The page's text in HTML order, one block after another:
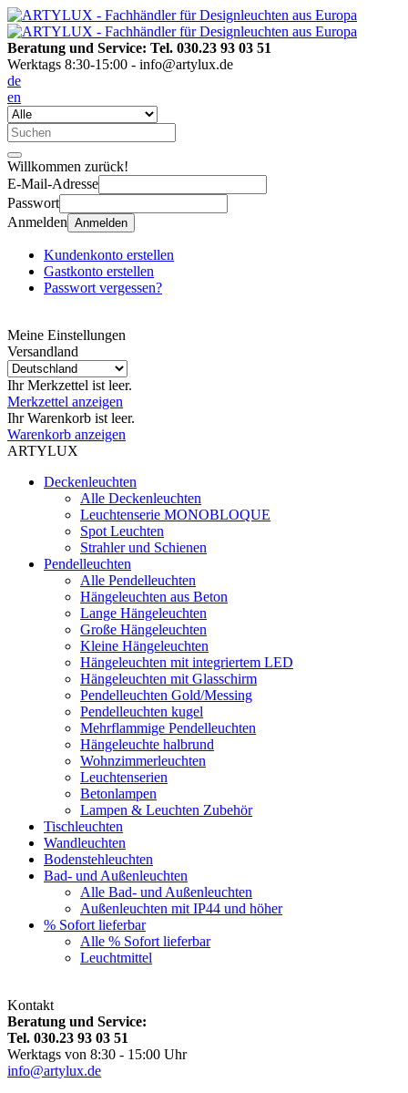
Beratung und Service: Tel. 030.23 93 03 51
Werktags 8:30-15:00 - info@artylux.de
de
en
Willkommen zurück!
E-Mail-Adresse
Passwort
Anmelden Anmelden
Kundenkonto erstellen
Gastkonto erstellen
Passwort vergessen?
Meine Einstellungen
Versandland
Ihr Merkzettel ist leer.
Merkzettel anzeigen
Ihr Warenkorb ist leer.
Warenkorb anzeigen
ARTYLUX
Deckenleuchten
Alle Deckenleuchten
Leuchtenserie MONOBLOQUE
Spot Leuchten
Strahler und Schienen
Pendelleuchten
Alle Pendelleuchten
Hängeleuchten aus Beton
Lange Hängeleuchten
Große Hängeleuchten
Kleine Hängeleuchten
Hängeleuchten mit integriertem LED
Hängeleuchten mit Glasschirm
Pendelleuchten Gold/Messing
Pendelleuchten kugel
Mehrflammige Pendelleuchten
Hängeleuchte halbrund
Wohnzimmerleuchten
Leuchtenserien
Betonlampen
Lampen & Leuchten Zubehör
Tischleuchten
Wandleuchten
Bodenstehleuchten
Bad- und Außenleuchten
Alle Bad- und Außenleuchten
Außenleuchten mit IP44 und höher
% Sofort lieferbar
Alle % Sofort lieferbar
Leuchtmittel
Kontakt
Beratung und Service:
Tel. 030.23 93 03 51
Werktags von 8:30 - 15:00 Uhr
info@artylux.de